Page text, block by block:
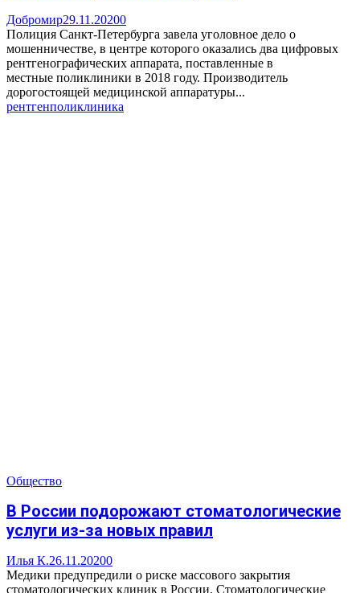
Добромир29.11.20200
Полиция Санкт-Петербурга завела уголовное дело о
мошенничестве, в центре которого оказались два цифровых
рентгенографических аппарата, поставленные в
местные поликлиники в 2018 году. Производитель
дорогостоящей медицинской аппаратуры...
рентгенполиклиника
Общество
В России подорожают стоматологические
услуги из-за новых правил
Илья К.26.11.20200
Медики предупредили о риске массового закрытия
стоматологических клиник в России. Стоматологические